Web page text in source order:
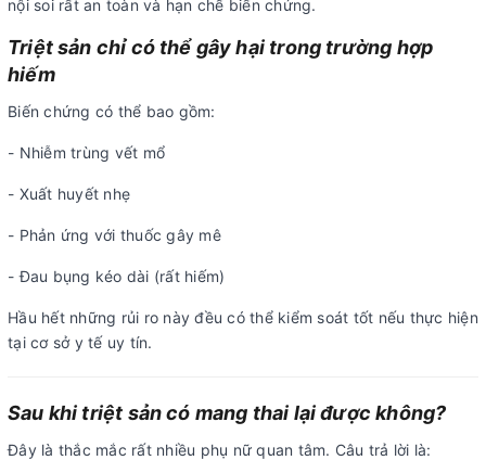
nội soi rất an toàn và hạn chế biến chứng.
Triệt sản chỉ có thể gây hại trong trường hợp
hiếm
Biến chứng có thể bao gồm:
- Nhiễm trùng vết mổ
- Xuất huyết nhẹ
- Phản ứng với thuốc gây mê
- Đau bụng kéo dài (rất hiếm)
Hầu hết những rủi ro này đều có thể kiểm soát tốt nếu thực hiện
tại cơ sở y tế uy tín.
Sau khi triệt sản có mang thai lại được không?
Đây là thắc mắc rất nhiều phụ nữ quan tâm. Câu trả lời là: